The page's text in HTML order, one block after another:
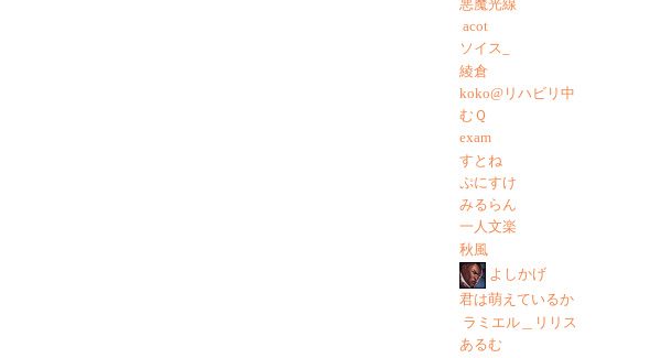
悪魔光線
acot
ソイス_
綾倉
koko@リハビリ中
むＱ
exam
すとね
ぷにすけ
みるらん
一人文楽
秋風
よしかげ
君は萌えているか
ラミエル＿リリス
あるむ